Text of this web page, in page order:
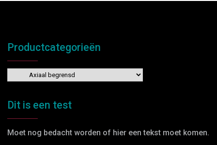
Productcategorieën
Dit is een test
Moet nog bedacht worden of hier een tekst moet komen.